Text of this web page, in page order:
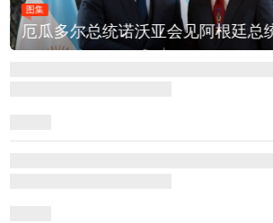
图集
厄瓜多尔总统诺沃亚会见阿根廷总